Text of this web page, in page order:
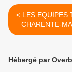
< LES EQUIPES TOUR DE
CHARENTE-
Hébergé par